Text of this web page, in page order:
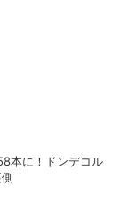
本に！ドンデコル